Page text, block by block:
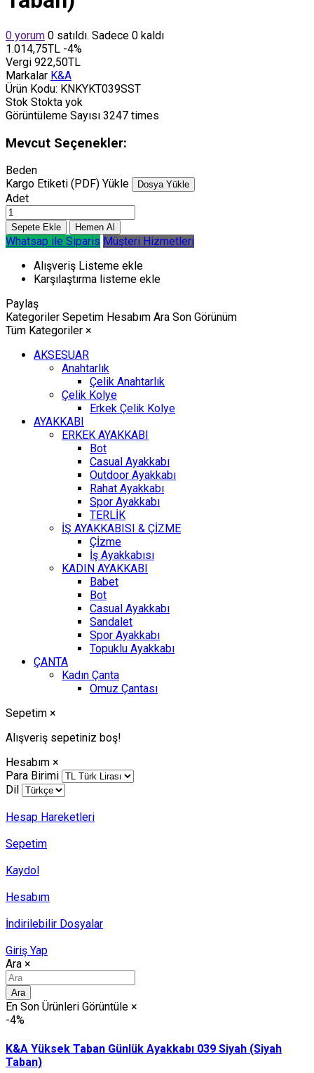
0 yorum 0 satıldı. Sadece 0 kaldı
1.014,75TL -4%
Vergi 922,50TL
Markalar K&A
Ürün Kodu: KNKYKT039SST
Stok Stokta yok
Görüntüleme Sayısı 3247 times
Mevcut Seçenekler:
Beden
Kargo Etiketi (PDF) Yükle
Dosya Yükle
Adet
Whatsap ile Siparis Müşteri Hizmetleri
Alışveriş Listeme ekle
Karşılaştırma listeme ekle
Paylaş
Kategoriler Sepetim Hesabım Ara Son Görünüm
Tüm Kategoriler ×
AKSESUAR
Anahtarlık
Çelik Anahtarlık
Çelik Kolye
Erkek Çelik Kolye
AYAKKABI
ERKEK AYAKKABI
Bot
Casual Ayakkabı
Outdoor Ayakkabı
Rahat Ayakkabı
Spor Ayakkabı
TERLİK
İŞ AYAKKABISI & ÇİZME
Çİzme
İş Ayakkabısı
KADIN AYAKKABI
Babet
Bot
Casual Ayakkabı
Sandalet
Spor Ayakkabı
Topuklu Ayakkabı
ÇANTA
Kadın Çanta
Omuz Çantası
Sepetim ×
Alışveriş sepetiniz boş!
Hesabım ×
Para Birimi
Dil
Hesap Hareketleri
Sepetim
Kaydol
Hesabım
İndirilebilir Dosyalar
Giriş Yap
Ara ×
Ara
En Son Ürünleri Görüntüle ×
-4%
K&A Yüksek Taban Günlük Ayakkabı 039 Siyah (Siyah
Taban)